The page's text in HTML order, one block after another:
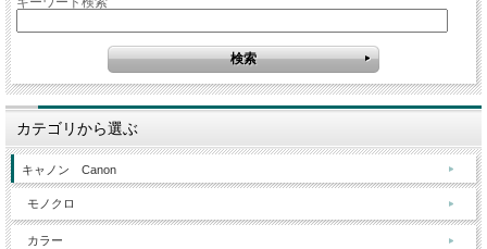
カテゴリから選ぶ
キャノン Canon
モノクロ
カラー